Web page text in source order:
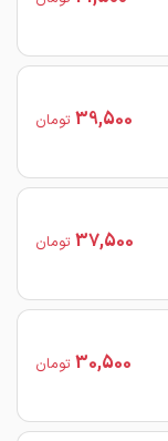
39,500 تومان
37,500 تومان
30,500 تومان